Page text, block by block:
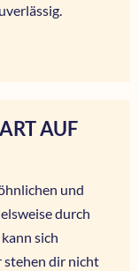
AUF
und
durch
sich
stehen dir nicht